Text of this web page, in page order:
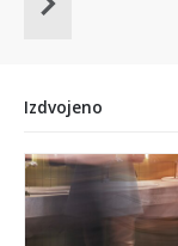
Item
Izdvojeno